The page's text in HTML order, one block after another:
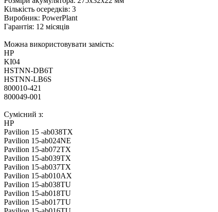
Кількість осередків: 3
Виробник: PowerPlant
Гарантія: 12 місяців
Можна використовувати замість:
HP
KI04
HSTNN-DB6T
HSTNN-LB6S
800010-421
800049-001
Сумісний з:
HP
Pavilion 15 -ab038TX
Pavilion 15-ab024NE
Pavilion 15-ab072TX
Pavilion 15-ab039TX
Pavilion 15-ab037TX
Pavilion 15-ab010AX
Pavilion 15-ab038TU
Pavilion 15-ab018TU
Pavilion 15-ab017TU